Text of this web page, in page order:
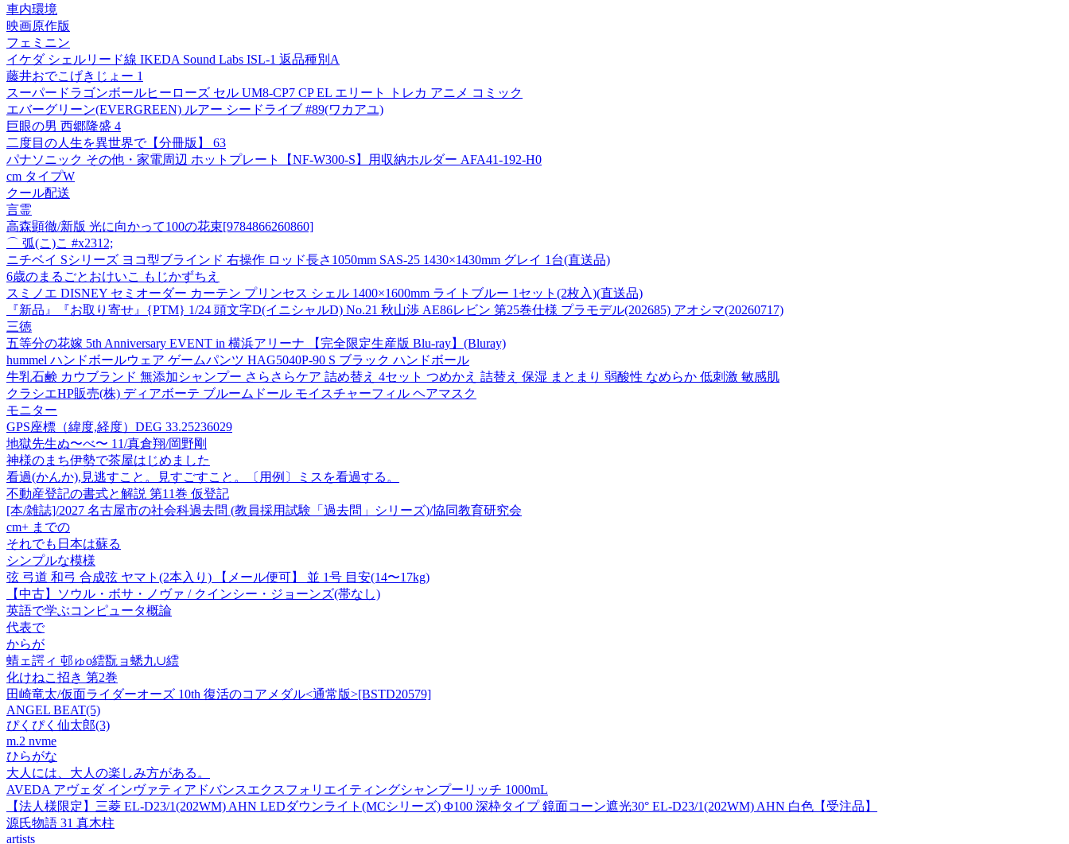
車内環境
映画原作版
フェミニン
イケダ シェルリード線 IKEDA Sound Labs ISL-1 返品種別A
藤井おでこげきじょー 1
スーパードラゴンボールヒーローズ セル UM8-CP7 CP EL エリート トレカ アニメ コミック
エバーグリーン(EVERGREEN) ルアー シードライブ #89(ワカアユ)
巨眼の男 西郷隆盛 4
二度目の人生を異世界で【分冊版】 63
パナソニック その他・家電周辺 ホットプレート【NF-W300-S】用収納ホルダー AFA41-192-H0
cm タイプW
クール配送
言霊
高森顕徹/新版 光に向かって100の花束[9784866260860]
⌒ 弧(こ)こ #x2312;
ニチベイ Sシリーズ ヨコ型ブラインド 右操作 ロッド長さ1050mm SAS-25 1430×1430mm グレイ 1台(直送品)
6歳のまるごとおけいこ もじかずちえ
スミノエ DISNEY セミオーダー カーテン プリンセス シェル 1400×1600mm ライトブルー 1セット(2枚入)(直送品)
『新品』『お取り寄せ』{PTM} 1/24 頭文字D(イニシャルD) No.21 秋山渉 AE86レビン 第25巻仕様 プラモデル(202685) アオシマ(20260717)
三徳
五等分の花嫁 5th Anniversary EVENT in 横浜アリーナ 【完全限定生産版 Blu-ray】(Bluray)
hummel ハンドボールウェア ゲームパンツ HAG5040P-90 S ブラック ハンドボール
牛乳石鹸 カウブランド 無添加シャンプー さらさらケア 詰め替え 4セット つめかえ 詰替え 保湿 まとまり 弱酸性 なめらか 低刺激 敏感肌
クラシエHP販売(株) ディアボーテ ブルームドール モイスチャーフィル ヘアマスク
モニター
GPS座標（緯度,経度）DEG 33.25236029
地獄先生ぬ〜べ〜 11/真倉翔/岡野剛
神様のまち伊勢で茶屋はじめました
看過(かんか),見逃すこと。見すごすこと。〔用例〕ミスを看過する。
不動産登記の書式と解説 第11巻 仮登記
[本/雑誌]/2027 名古屋市の社会科過去問 (教員採用試験「過去問」シリーズ)/協同教育研究会
cm+ までの
それでも日本は蘇る
シンプルな模様
弦 弓道 和弓 合成弦 ヤマト(2本入り) 【メール便可】 並 1号 目安(14〜17kg)
【中古】ソウル・ボサ・ノヴァ / クインシー・ジョーンズ(帯なし)
英語で学ぶコンピュータ概論
代表で
からが
蜻ェ諤ィ 邨ゅo繧翫ョ蟋九∪繧
化けねこ招き 第2巻
田崎竜太/仮面ライダーオーズ 10th 復活のコアメダル<通常版>[BSTD20579]
ANGEL BEAT(5)
ぴくぴく仙太郎(3)
m.2 nvme
ひらがな
大人には、大人の楽しみ方がある。
AVEDA アヴェダ インヴァティアドバンスエクスフォリエイティングシャンプーリッチ 1000mL
【法人様限定】三菱 EL-D23/1(202WM) AHN LEDダウンライト(MCシリーズ) Φ100 深枠タイプ 鏡面コーン遮光30° EL-D23/1(202WM) AHN 白色【受注品】
源氏物語 31 真木柱
artists